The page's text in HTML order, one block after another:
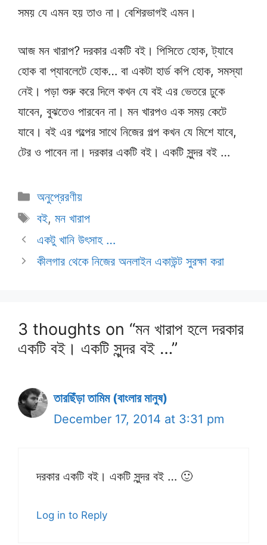
সময় যে এমন হয় তাও না। বেশিরভাগই এমন।
আজ মন খারাপ? দরকার একটি বই। পিসিতে হোক, ট্যাবে
হোক বা প্যাবলেটে হোক… বা একটা হার্ড কপি হোক, সমস্যা
নেই। পড়া শুরু করে দিলে কখন যে বই এর ভেতরে ঢুকে
যাবেন, বুঝতেও পারবেন না। মন খারপও এক সময় কেটে
যাবে। বই এর গল্পের সাথে নিজের গল্প কখন যে মিশে যাবে,
টের ও পাবেন না। দরকার একটি বই। একটি সুন্দর বই …
Categories
অনুপ্রেরণীয়
Tags
বই, মন খারাপ
একটু খানি উৎসাহ …
কীলগার থেকে নিজের অনলাইন একাউন্ট সুরক্ষা করা
3 thoughts on “মন খারাপ হলে দরকার
একটি বই। একটি সুন্দর বই …”
তারছিঁড়া তামিম (বাংলার মানুষ)
December 17, 2014 at 3:31 pm
দরকার একটি বই। একটি সুন্দর বই … 🙂
Log in to Reply